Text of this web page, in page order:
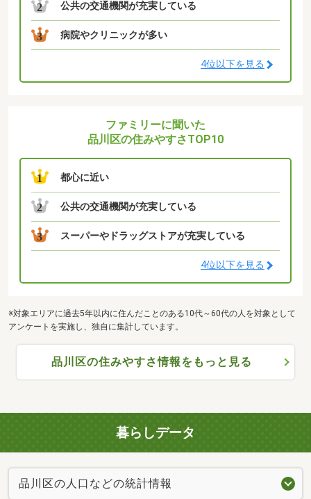
2 公共の交通機関が充実している
3 病院やクリニックが多い
4位以下を見る
ファミリーに聞いた
品川区の住みやすさTOP10
1 都心に近い
2 公共の交通機関が充実している
3 スーパーやドラッグストアが充実している
4位以下を見る
※対象エリアに過去5年以内に住んだことのある10代～60代の人を対象として
アンケートを実施し、独自に集計しています。
品川区の住みやすさ情報をもっと見る
暮らしデータ
品川区の人口などの統計情報